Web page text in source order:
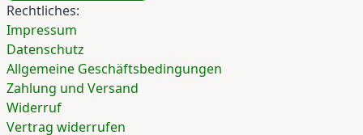
Rechtliches:
Impressum
Datenschutz
Allgemeine Geschäftsbedingungen
Zahlung und Versand
Widerruf
Vertrag widerrufen